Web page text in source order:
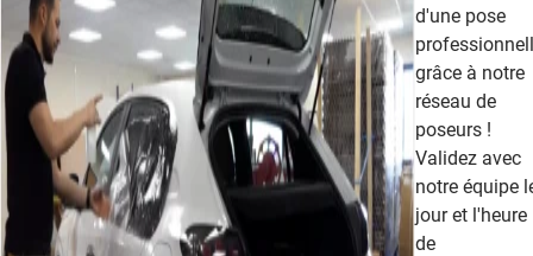
d'une pose
grâce à notre
réseau de
poseurs !
Validez avec
notre équipe
jour et l'heure
de